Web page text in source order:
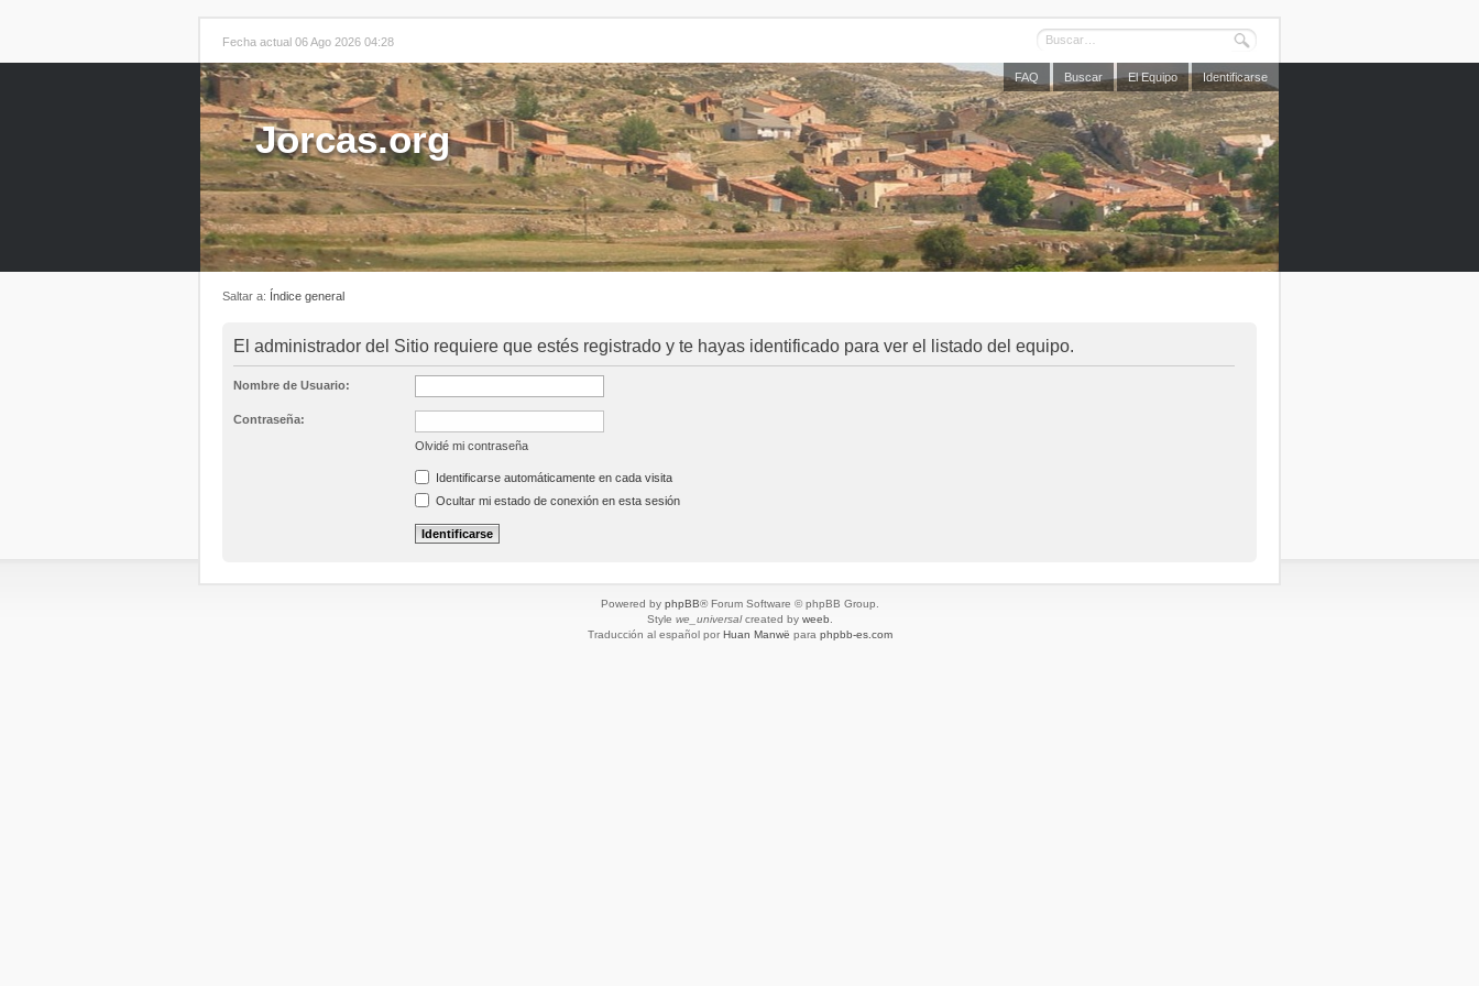
Fecha actual 06 Ago 2026 04:28
FAQ Buscar El Equipo Identificarse
Jorcas.org
Saltar a: Índice general
El administrador del Sitio requiere que estés registrado y te hayas identificado para ver el listado del equipo.
Nombre de Usuario:
Contraseña:
Olvidé mi contraseña
Identificarse automáticamente en cada visita
Ocultar mi estado de conexión en esta sesión
Powered by phpBB® Forum Software © phpBB Group.
Style we_universalcreated by weeb
Traducción al español por Huan Manwë para phpbb-es.com